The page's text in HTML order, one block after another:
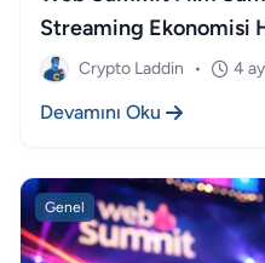
Streaming Ekonomisi
YazıyorCrypto Laddin • 4
Devamını Oku
Genel